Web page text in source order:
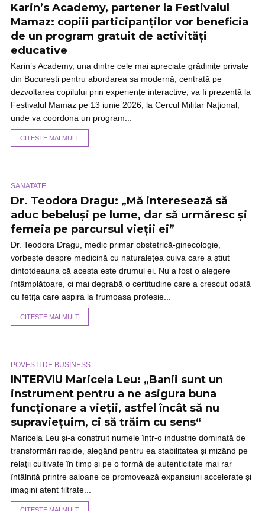
Karin’s Academy, partener la Festivalul
Mamaz: copiii participanților vor beneficia
de un program gratuit de activități
educative
Karin’s Academy, una dintre cele mai apreciate grădinițe private
din București pentru abordarea sa modernă, centrată pe
dezvoltarea copilului prin experiențe interactive, va fi prezentă la
Festivalul Mamaz pe 13 iunie 2026, la Cercul Militar Național,
unde va coordona un program...
CITESTE MAI MULT
SANATATE
Dr. Teodora Dragu: „Mă interesează să
aduc bebeluși pe lume, dar să urmăresc și
femeia pe parcursul vieții ei”
Dr. Teodora Dragu, medic primar obstetrică-ginecologie,
vorbește despre medicină cu naturalețea cuiva care a știut
dintotdeauna că acesta este drumul ei. Nu a fost o alegere
întâmplătoare, ci mai degrabă o certitudine care a crescut odată
cu fetița care aspira la frumoasa profesie...
CITESTE MAI MULT
POVESTI DE BUSINESS
INTERVIU Maricela Leu: „Banii sunt un
instrument pentru a ne asigura buna
funcționare a vieții, astfel încât să nu
supraviețuim, ci să trăim cu sens“
Maricela Leu și-a construit numele într-o industrie dominată de
transformări rapide, alegând pentru ea stabilitatea și mizând pe
relații cultivate în timp și pe o formă de autenticitate mai rar
întâlnită printre saloane ce promovează expansiuni accelerate și
imagini atent filtrate...